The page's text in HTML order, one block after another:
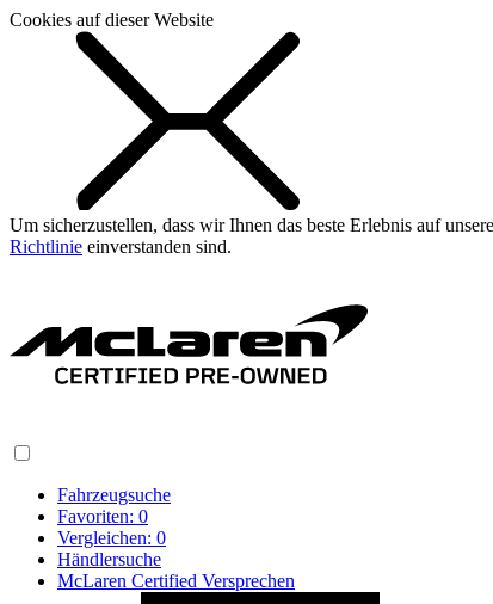
Cookies auf dieser Website
Um sicherzustellen, dass wir Ihnen das beste Erlebnis auf
Richtlinie einverstanden sind.
Fahrzeugsuche
Favoriten: 0
Vergleichen: 0
Händlersuche
McLaren Certified Versprechen